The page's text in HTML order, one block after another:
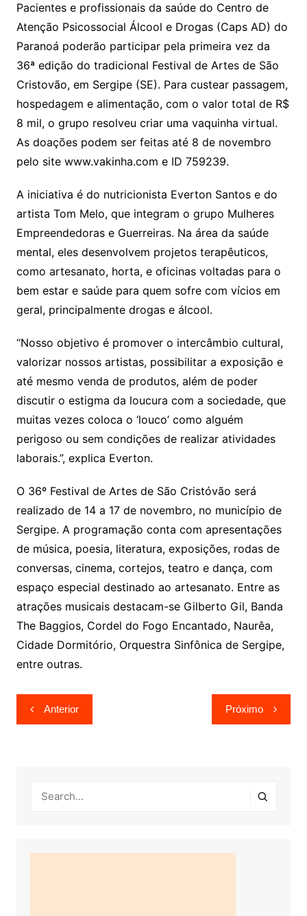
Pacientes e profissionais da saúde do Centro de
Atenção Psicossocial Álcool e Drogas (Caps AD) do
Paranoá poderão participar pela primeira vez da
36ª edição do tradicional Festival de Artes de São
Cristovão, em Sergipe (SE). Para custear passagem,
hospedagem e alimentação, com o valor total de R$
8 mil, o grupo resolveu criar uma vaquinha virtual.
As doações podem ser feitas até 8 de novembro
pelo site www.vakinha.com e ID 759239.
A iniciativa é do nutricionista Everton Santos e do
artista Tom Melo, que integram o grupo Mulheres
Empreendedoras e Guerreiras. Na área da saúde
mental, eles desenvolvem projetos terapêuticos,
como artesanato, horta, e oficinas voltadas para o
bem estar e saúde para quem sofre com vícios em
geral, principalmente drogas e álcool.
“Nosso objetivo é promover o intercâmbio cultural,
valorizar nossos artistas, possibilitar a exposição e
até mesmo venda de produtos, além de poder
discutir o estigma da loucura com a sociedade, que
muitas vezes coloca o ‘louco’ como alguém
perigoso ou sem condições de realizar atividades
laborais.”, explica Everton.
O 36º Festival de Artes de São Cristóvão será
realizado de 14 a 17 de novembro, no município de
Sergipe. A programação conta com apresentações
de música, poesia, literatura, exposições, rodas de
conversas, cinema, cortejos, teatro e dança, com
espaço especial destinado ao artesanato. Entre as
atrações musicais destacam-se Gilberto Gil, Banda
The Baggios, Cordel do Fogo Encantado, Naurêa,
Cidade Dormitório, Orquestra Sinfônica de Sergipe,
entre outras.
Navegação
de
Anterior Próximo